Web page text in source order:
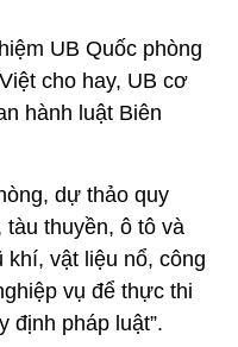
UB Quốc phòng
cho hay, UB cơ
hành luật Biên
dự thảo quy
tàu thuyền, ô tô và
vật liệu nổ, công
vụ để thực thi
định pháp luật”.